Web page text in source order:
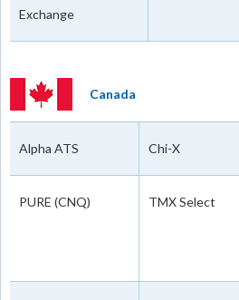
Exchange
Canada
Alpha ATS Chi-X
PURE (CNQ) TMX Select